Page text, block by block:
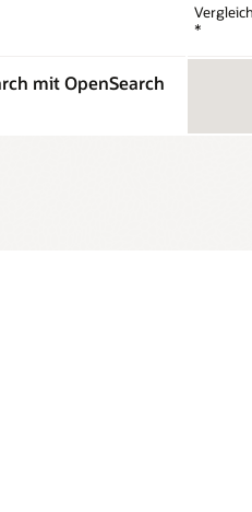
*
mit OpenSearch